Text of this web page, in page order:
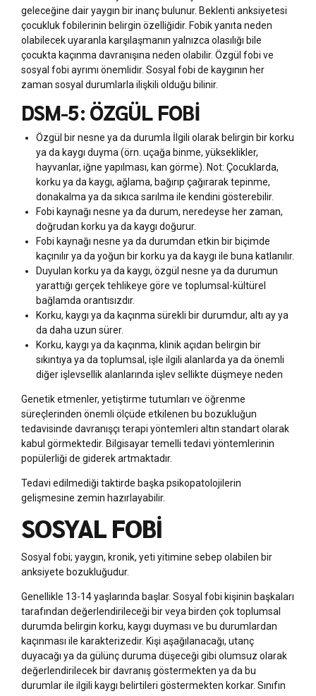
geleceğine dair yaygın bir inanç bulunur. Beklenti anksiyetesi
çocukluk fobilerinin belirgin özelliğidir. Fobik yanıta neden
olabilecek uyaranla karşılaşmanın yalnızca olasılığı bile
çocukta kaçınma davranışına neden olabilir. Özgül fobi ve
sosyal fobi ayrımı önemlidir. Sosyal fobi de kaygının her
zaman sosyal durumlarla ilişkili olduğu bilinir.
DSM-5: ÖZGÜL FOBİ
Özgül bir nesne ya da durumla İlgili olarak belirgin bir korku
ya da kaygı duyma (örn. uçağa binme, yükseklikler,
hayvanlar, iğne yapılması, kan görme). Not: Çocuklarda,
korku ya da kaygı, ağlama, bağırıp çağırarak tepinme,
donakalma ya da sıkıca sarılma ile kendini gösterebilir.
Fobi kaynağı nesne ya da durum, neredeyse her zaman,
doğrudan korku ya da kaygı doğurur.
Fobi kaynağı nesne ya da durumdan etkin bir biçimde
kaçınılır ya da yoğun bir korku ya da kaygı ile buna katlanılır.
Duyulan korku ya da kaygı, özgül nesne ya da durumun
yarattığı gerçek tehlikeye göre ve toplumsal-kültürel
bağlamda orantısızdır.
Korku, kaygı ya da kaçınma sürekli bir durumdur, altı ay ya
da daha uzun sürer.
Korku, kaygı ya da kaçınma, klinik açıdan belirgin bir
sıkıntıya ya da toplumsal, işle ilgili alanlarda ya da önemli
diğer işlevsellik alanlarında işlev sellikte düşmeye neden
Genetik etmenler, yetiştirme tutumları ve öğrenme
süreçlerinden önemli ölçüde etkilenen bu bozukluğun
tedavisinde davranışçı terapi yöntemleri altın standart olarak
kabul görmektedir. Bilgisayar temelli tedavi yöntemlerinin
popülerliği de giderek artmaktadır.
Tedavi edilmediği taktirde başka psikopatolojilerin
gelişmesine zemin hazırlayabilir.
SOSYAL FOBİ
Sosyal fobi; yaygın, kronik, yeti yitimine sebep olabilen bir
anksiyete bozukluğudur.
Genellikle 13-14 yaşlarında başlar. Sosyal fobi kişinin başkaları
tarafından değerlendirileceği bir veya birden çok toplumsal
durumda belirgin korku, kaygı duyması ve bu durumlardan
kaçınması ile karakterizedir. Kişi aşağılanacağı, utanç
duyacağı ya da gülünç duruma düşeceği gibi olumsuz olarak
değerlendirilecek bir davranış göstermekten ya da bu
durumlar ile ilgili kaygı belirtileri göstermekten korkar. Sınıfın